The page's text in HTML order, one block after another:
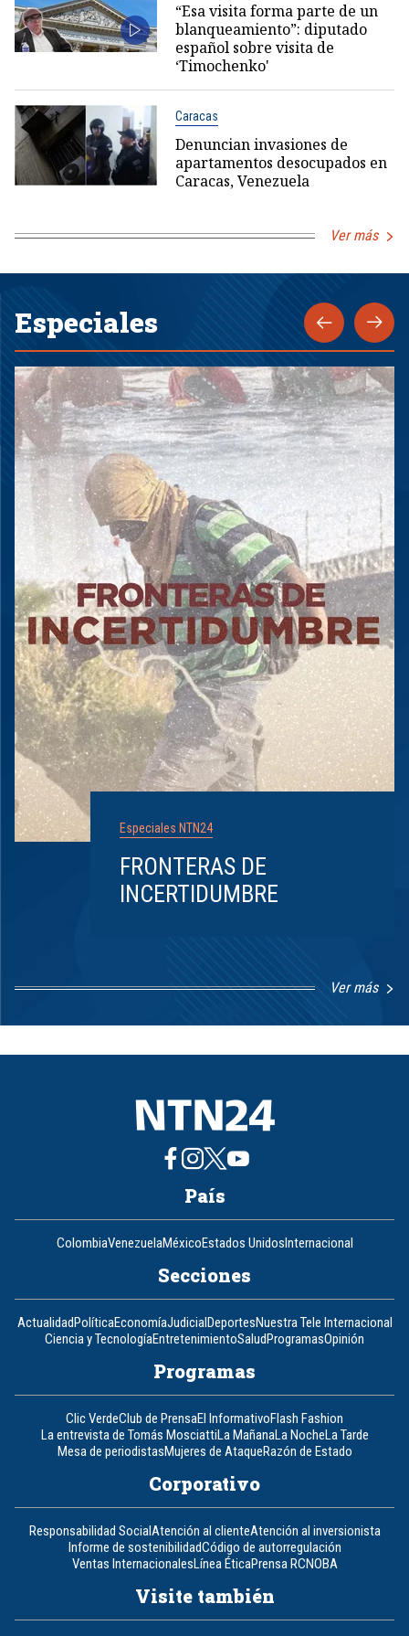
“Esa visita forma parte de un
blanqueamiento”: diputado
español sobre visita de
‘Timochenko'
Caracas
Denuncian invasiones de
apartamentos desocupados en
Caracas, Venezuela
Ver más
Especiales
Especiales NTN24
FRONTERAS DE
INCERTIDUMBRE
Ver más
1
8
País
ColombiaVenezuelaMéxicoEstados UnidosInternacional
Secciones
ActualidadPolíticaEconomíaJudicialDeportesNuestra Tele Internacional
Ciencia y TecnologíaEntretenimientoSaludProgramasOpinión
Programas
Clic VerdeClub de PrensaEl InformativoFlash Fashion
La entrevista de Tomás MosciattiLa MañanaLa NocheLa Tarde
Mesa de periodistasMujeres de AtaqueRazón de Estado
Corporativo
Responsabilidad SocialAtención al clienteAtención al inversionista
Informe de sostenibilidadCódigo de autorregulación
Ventas InternacionalesLínea ÉticaPrensa RCNOBA
Visite también